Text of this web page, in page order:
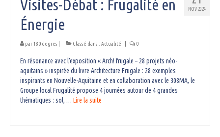
NOV 2024
Visites-Débat : Frugalité en
Énergie
par 180 degres Classé dans : Actualité 0
En résonance avec l’exposition « Arch! frugale – 28 projets néo-
aquitains » inspirée du livre Architecture Frugale : 28 exemples
inspirants en Nouvelle-Aquitaine et en collaboration avec le 308MA, le
Groupe local Frugalité propose 4 journées autour de 4 grandes
thématiques : sol, … Lire la suite­­